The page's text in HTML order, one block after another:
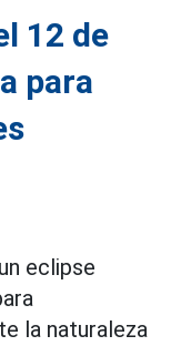
12 de
para
eclipse
la naturaleza